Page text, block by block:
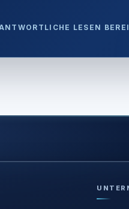
LESEN